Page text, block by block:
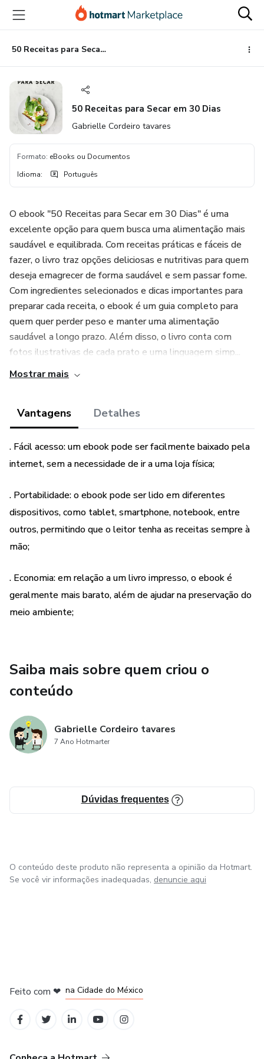
para
conteúdo
principal
para
pagamento
para
rodapé
50 Receitas para Secar em 30 Dias
50 Receitas para Secar em 30 Dias
Gabrielle Cordeiro tavares
Formato: eBooks ou Documentos
Idioma: Português
O ebook "50 Receitas para Secar em 30 Dias" é uma
excelente opção para quem busca uma alimentação mais
saudável e equilibrada. Com receitas práticas e fáceis de
fazer, o livro traz opções deliciosas e nutritivas para quem
deseja emagrecer de forma saudável e sem passar fome.
Com ingredientes selecionados e dicas importantes para
preparar cada receita, o ebook é um guia completo para
quem quer perder peso e manter uma alimentação
saudável a longo prazo. Além disso, o livro conta com
fotos ilustrativas de cada prato e uma linguagem simp...
Mostrar mais
Vantagens Detalhes
. Fácil acesso: um ebook pode ser facilmente baixado pela
internet, sem a necessidade de ir a uma loja física;
. Portabilidade: o ebook pode ser lido em diferentes
dispositivos, como tablet, smartphone, notebook, entre
outros, permitindo que o leitor tenha as receitas sempre à
mão;
. Economia: em relação a um livro impresso, o ebook é
geralmente mais barato, além de ajudar na preservação do
meio ambiente;
Saiba mais sobre quem criou o
conteúdo
Gabrielle Cordeiro tavares
7 Ano Hotmarter
Dúvidas frequentes
O conteúdo deste produto não representa a opinião da Hotmart.
Se você vir informações inadequadas, denuncie aqui
Feito com ❤ na Cidade do México